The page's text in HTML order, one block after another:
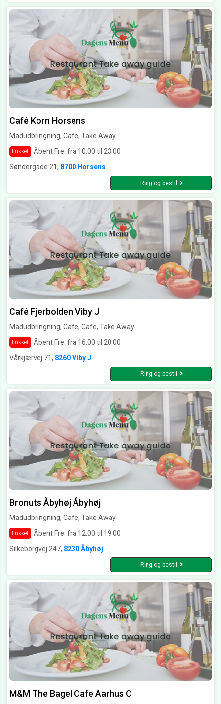
Café Korn Horsens
Madudbringning, Cafe, Take Away
Lukket
Åbent Fre. fra 10:00 til 23:00
Søndergade 21, 8700 Horsens
Ring og bestil
Café Fjerbolden Viby J
Madudbringning, Cafe, Cafe, Take Away
Lukket
Åbent Fre. fra 16:00 til 20:00
Vårkjærvej 71, 8260 Viby J
Ring og bestil
Bronuts Åbyhøj Åbyhøj
Madudbringning, Cafe, Take Away
Lukket
Åbent Fre. fra 12:00 til 19:00
Silkeborgvej 247, 8230 Åbyhøj
Ring og bestil
M&M The Bagel Cafe Aarhus C